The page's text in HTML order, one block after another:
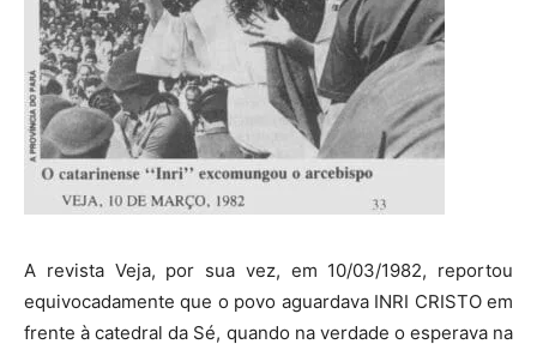
A revista Veja, por sua vez, em 10/03/1982, reportou
equivocadamente que o povo aguardava INRI CRISTO em
frente à catedral da Sé, quando na verdade o esperava na